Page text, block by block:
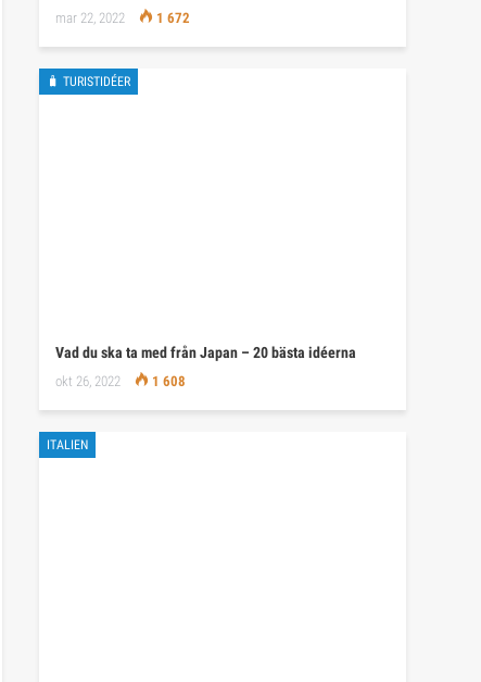
mar 22, 2022 1 672
🧳 TURISTIDÉER
Vad du ska ta med från Japan – 20 bästa idéerna
okt 26, 2022 1 608
ITALIEN